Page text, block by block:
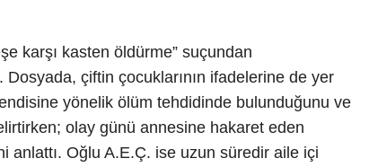
karşı kasten öldürme” suçundan
Dosyada, çiftin çocuklarının ifadelerine de yer
yönelik ölüm tehdidinde bulunduğunu ve
olay günü annesine hakaret eden
anlattı. Oğlu A.E.Ç. ise uzun süredir aile içi